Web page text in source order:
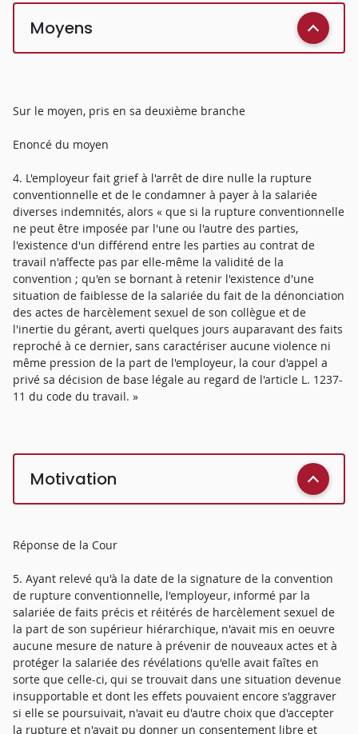
Moyens
Sur le moyen, pris en sa deuxième branche
Enoncé du moyen
4. L'employeur fait grief à l'arrêt de dire nulle la rupture
conventionnelle et de le condamner à payer à la salariée
diverses indemnités, alors « que si la rupture conventionnelle
ne peut être imposée par l'une ou l'autre des parties,
l'existence d'un différend entre les parties au contrat de
travail n'affecte pas par elle-même la validité de la
convention ; qu'en se bornant à retenir l'existence d'une
situation de faiblesse de la salariée du fait de la dénonciation
des actes de harcèlement sexuel de son collègue et de
l'inertie du gérant, averti quelques jours auparavant des faits
reproché à ce dernier, sans caractériser aucune violence ni
même pression de la part de l'employeur, la cour d'appel a
privé sa décision de base légale au regard de l'article L. 1237-
11 du code du travail. »
Motivation
Réponse de la Cour
5. Ayant relevé qu'à la date de la signature de la convention
de rupture conventionnelle, l'employeur, informé par la
salariée de faits précis et réitérés de harcèlement sexuel de
la part de son supérieur hiérarchique, n'avait mis en oeuvre
aucune mesure de nature à prévenir de nouveaux actes et à
protéger la salariée des révélations qu'elle avait faîtes en
sorte que celle-ci, qui se trouvait dans une situation devenue
insupportable et dont les effets pouvaient encore s'aggraver
si elle se poursuivait, n'avait eu d'autre choix que d'accepter
la rupture et n'avait pu donner un consentement libre et